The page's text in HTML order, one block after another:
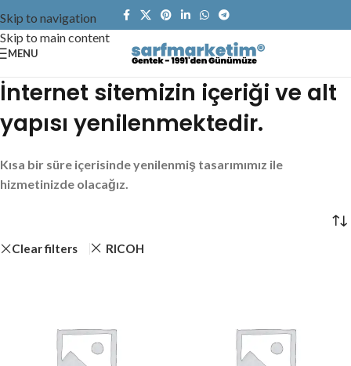
Skip to navigation
Skip to main content
MENU
İnternet sitemizin içeriği ve alt
yapısı yenilenmektedir.
Kısa bir süre içerisinde yenilenmiş tasarımımız ile
hizmetinizde olacağız.
Clear filters RICOH